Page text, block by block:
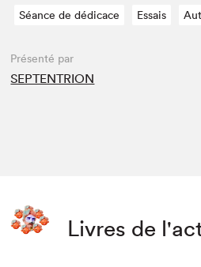
Séance de dédicace Essais
Présenté par
SEPTENTRION
Livres de